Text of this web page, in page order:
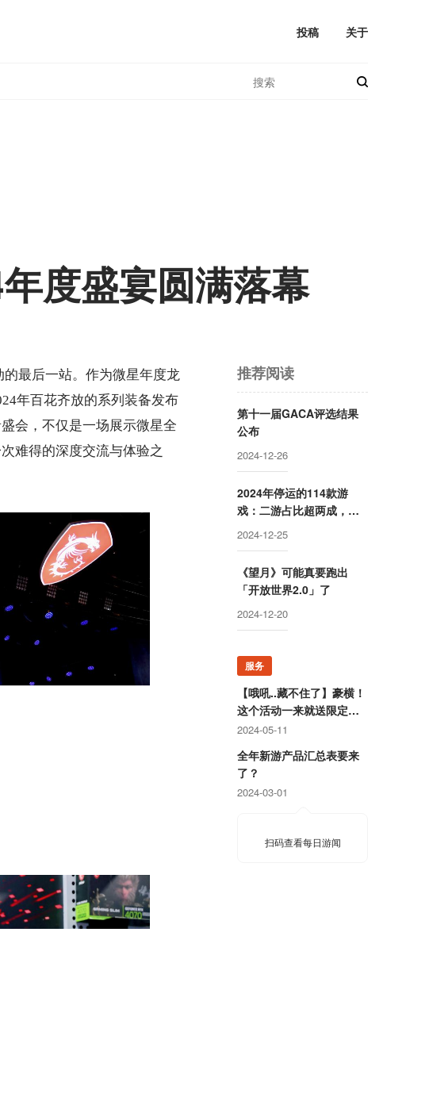
投稿 关于
度盛宴圆满落幕
最后一站。作为微星年度龙
年百花齐放的系列装备发布
会，不仅是一场展示微星全
难得的深度交流与体验之
推荐阅读
第十一届GACA评选结果
公布
2024-12-26
2024年停运的114款游
戏：二游占比超两成，最
短命的公告时未“满月”
2024-12-25
《望月》可能真要跑出
「开放世界2.0」了
2024-12-20
服务
【哦吼..藏不住了】豪横！
这个活动一来就送限定游
戏周边！
2024-05-11
全年新游产品汇总表要来
了？
2024-03-01
扫码查看每日游闻